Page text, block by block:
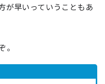
が早いっていうこともあ
。